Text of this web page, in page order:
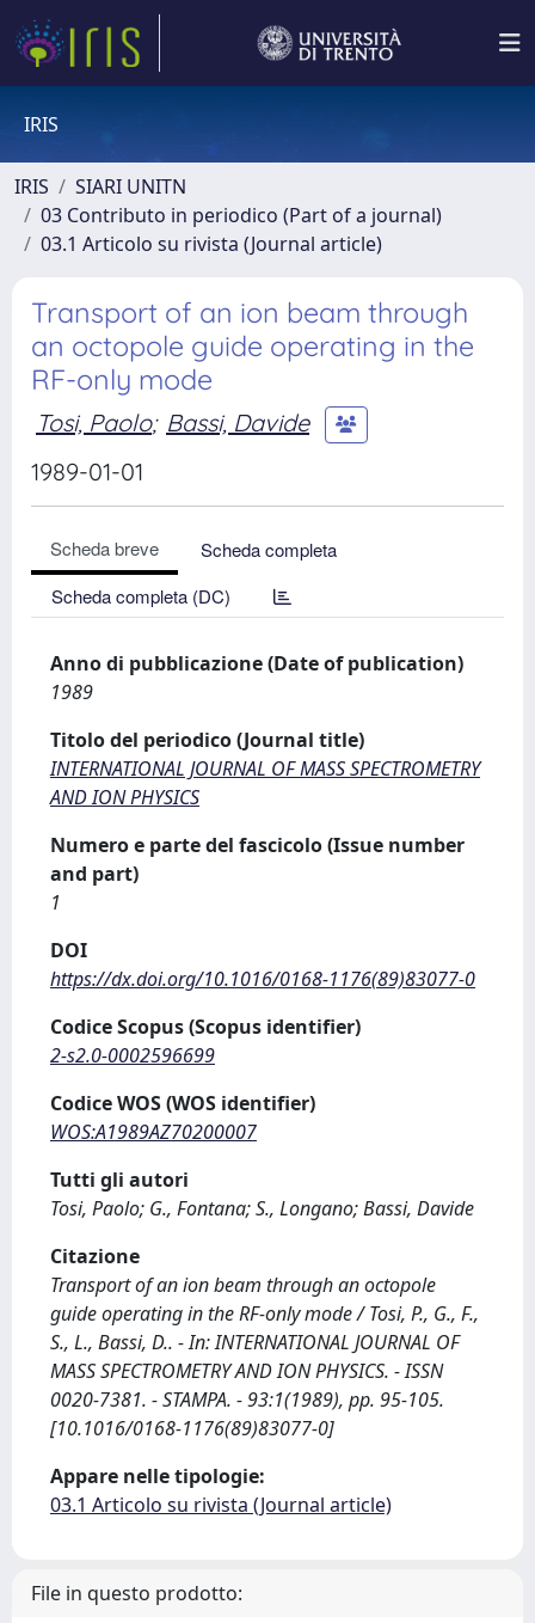
IRIS
IRIS
SIARI UNITN
03 Contributo in periodico (Part of a journal)
03.1 Articolo su rivista (Journal article)
Transport of an ion beam through
an octopole guide operating in the
RF-only mode
Tosi, Paolo; Bassi, Davide
1989-01-01
Scheda breve
Scheda completa
Scheda completa (DC)
Anno di pubblicazione (Date of publication)
1989
Titolo del periodico (Journal title)
INTERNATIONAL JOURNAL OF MASS SPECTROMETRY
AND ION PHYSICS
Numero e parte del fascicolo (Issue number
and part)
1
DOI
https://dx.doi.org/10.1016/0168-1176(89)83077-0
Codice Scopus (Scopus identifier)
2-s2.0-0002596699
Codice WOS (WOS identifier)
WOS:A1989AZ70200007
Tutti gli autori
Tosi, Paolo; G., Fontana; S., Longano; Bassi, Davide
Citazione
Transport of an ion beam through an octopole
guide operating in the RF-only mode / Tosi, P., G., F.,
S., L., Bassi, D.. - In: INTERNATIONAL JOURNAL OF
MASS SPECTROMETRY AND ION PHYSICS. - ISSN
0020-7381. - STAMPA. - 93:1(1989), pp. 95-105.
[10.1016/0168-1176(89)83077-0]
Appare nelle tipologie:
03.1 Articolo su rivista (Journal article)
File in questo prodotto: